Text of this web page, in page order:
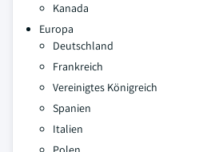
Kanada
Europa
Deutschland
Frankreich
Vereinigtes Königreich
Spanien
Italien